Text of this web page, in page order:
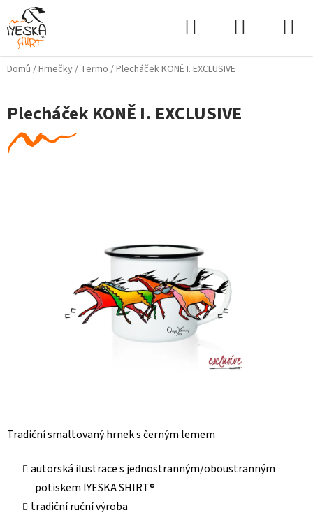
Přejít
na
obsah
Domů/Hrnečky / Termo/Plecháček KONĚ I. EXCLUSIVE
Tradiční smaltovaný hrnek s černým lemem
autorská ilustrace s jednostranným/oboustranným
potiskem IYESKA SHIRT®
tradiční ruční výroba
Plecháček KONĚ I. EXCLUSIVE